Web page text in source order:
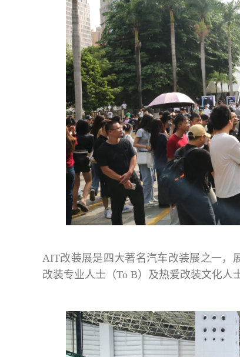
AIT改装展是四大著名汽车改装展之一，
改装专业人士（To B）及热爱改装文化人